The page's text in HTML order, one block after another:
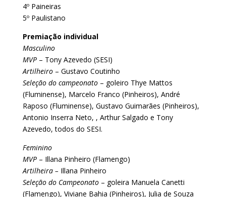
4º Paineiras
5º Paulistano
Premiação individual
Masculino
MVP– Tony Azevedo (SESI)
Artilheiro– Gustavo Coutinho
Seleção do campeonato– goleiro Thye Mattos
(Fluminense), Marcelo Franco (Pinheiros), André
Raposo (Fluminense), Gustavo Guimarães (Pinheiros),
Antonio Inserra Neto, , Arthur Salgado e Tony
Azevedo, todos do SESI.
Feminino
MVP– Illana Pinheiro (Flamengo)
Artilheira –Illana Pinheiro
Seleção do Campeonato– goleira Manuela Canetti
(Flamengo), Viviane Bahia (Pinheiros), Julia de Souza